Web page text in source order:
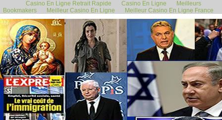
Casino En Ligne Retrait Rapide Casino En Ligne
Meilleurs
Bookmakers
Meilleur Casino En Ligne Meilleur Casino En Ligne France